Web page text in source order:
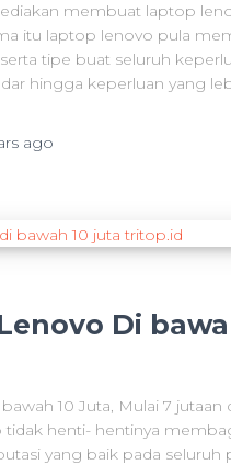
membuat laptop
itu laptop lenovo pula
tipe buat seluruh
hingga keperluan yang
ago
Di
10 Juta, Mulai 7 jutaan
tidak henti- hentinya
yang baik pada seluruh